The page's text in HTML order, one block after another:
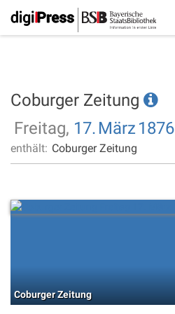
Coburger Zeitung
Freitag, 17. März 1876
enthält: Coburger Zeitung
Coburger Zeitung